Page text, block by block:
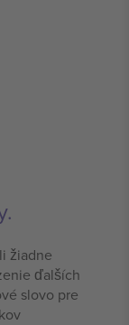
žiadne
ďalších
slovo pre